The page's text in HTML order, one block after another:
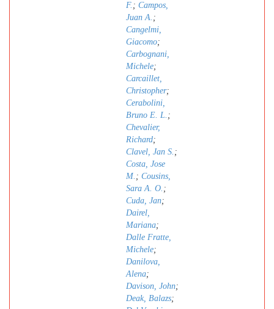
F. ; Campos,
Juan A. ;
Cangelmi,
Giacomo;
Carbognani,
Michele;
Carcaillet,
Christopher;
Cerabolini,
Bruno E. L. ;
Chevalier,
Richard;
Clavel, Jan S. ;
Costa, Jose
M. ; Cousins,
Sara A. O. ;
Cuda, Jan;
Dairel,
Mariana;
Dalle Fratte,
Michele;
Danilova,
Alena;
Davison, John;
Deak, Balazs;